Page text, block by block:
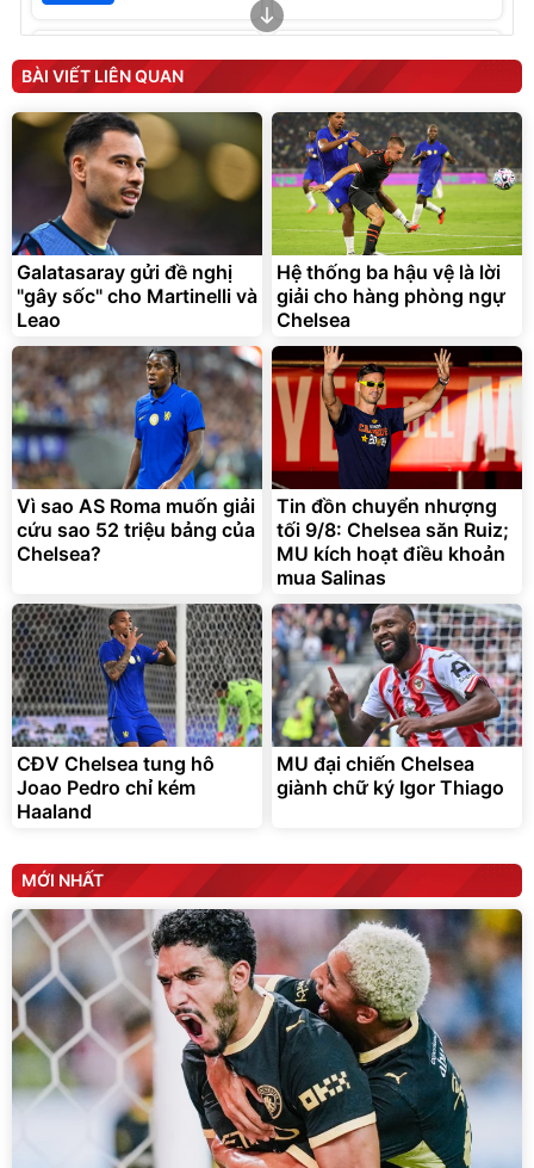
tức thì Vaseline Body
190.000đ
138.330đ
Discount
D2-001 - Thông Minh
3.000.000
2.200.000đ
Flash Sale
Unmute
Vali Bamozo Khung Nhôm
9066 Size 20/24/28 Cao
Cấp
1.000.000đ
825.000đ
Flash Sale
Lót ghế ôtô, nâng lưng
chống nóng giúp thoải mái
trong di chuyển
295.000đ
Đã bán nhiều
BÀI VIẾT LIÊN QUAN
Galatasaray gửi đề nghị
"gây sốc" cho Martinelli và
Leao
Hệ thống ba hậu vệ là lời
giải cho hàng phòng ngự
Chelsea
Vì sao AS Roma muốn giải
cứu sao 52 triệu bảng của
Chelsea?
Tin đồn chuyển nhượng
tối 9/8: Chelsea săn Ruiz;
MU kích hoạt điều khoản
mua Salinas
CĐV Chelsea tung hô
Joao Pedro chỉ kém
Haaland
MU đại chiến Chelsea
giành chữ ký Igor Thiago
MỚI NHẤT